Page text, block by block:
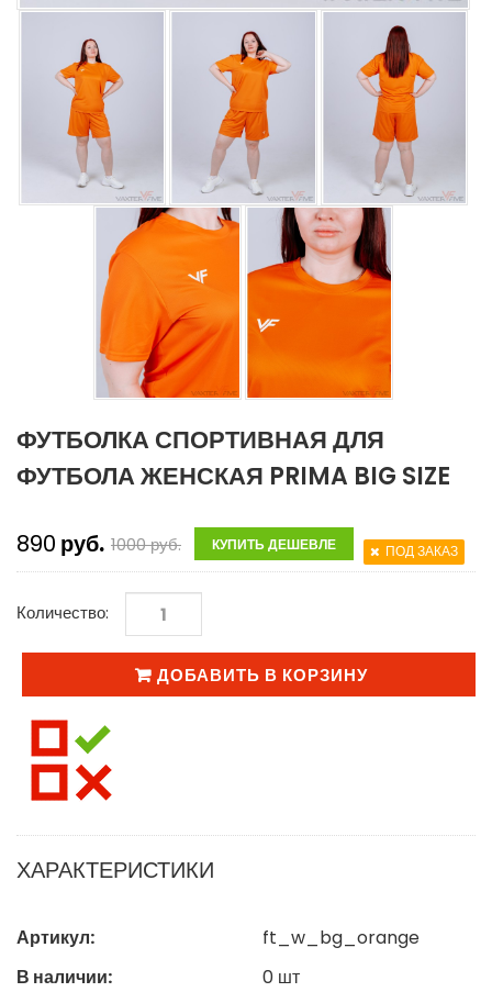
ФУТБОЛКА СПОРТИВНАЯ ДЛЯ
ФУТБОЛА ЖЕНСКАЯ PRIMA BIG SIZE
890 руб. 1000руб. КУПИТЬ ДЕШЕВЛЕ ПОД ЗАКАЗ
Количество:
ДОБАВИТЬ В КОРЗИНУ
ХАРАКТЕРИСТИКИ
Артикул:
ft_w_bg_orange
В наличии:
0 шт